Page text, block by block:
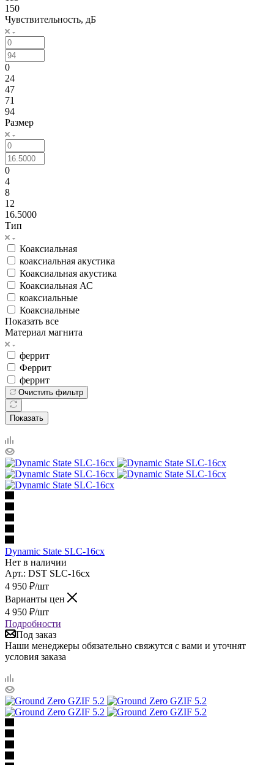
150
Чувствительность, дБ
0
24
47
71
94
Размер
0
4
8
12
16.5000
Тип
Коаксиальная
коаксиальная акустика
Коаксиальная акустика
Коаксиальная АС
коаксиальные
Коаксиальные
Показать все
Материал магнита
феррит
Феррит
феррит
Очистить фильтр
Показать
Dynamic State SLC-16cx
Нет в наличии
Арт.: DST SLC-16cx
4 950 ₽/шт
Варианты цен
4 950 ₽/шт
Подробности
Под заказ
Наши менеджеры обязательно свяжутся с вами и уточнят
условия заказа